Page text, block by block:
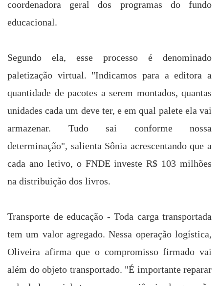
coordenadora geral dos programas do fundo
educacional.
Segundo ela, esse processo é denominado
paletização virtual. "Indicamos para a editora a
quantidade de pacotes a serem montados, quantas
unidades cada um deve ter, e em qual palete ela vai
armazenar. Tudo sai conforme nossa
determinação", salienta Sônia acrescentando que a
cada ano letivo, o FNDE investe R$ 103 milhões
na distribuição dos livros.
Transporte de educação - Toda carga transportada
tem um valor agregado. Nessa operação logística,
Oliveira afirma que o compromisso firmado vai
além do objeto transportado. "É importante reparar